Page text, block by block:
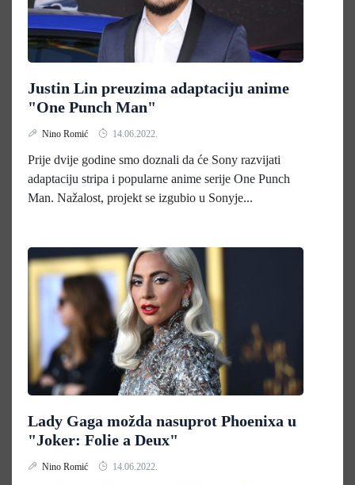
Justin Lin preuzima adaptaciju anime
"One Punch Man"
Nino Romić 14.06.2022.
Prije dvije godine smo doznali da će Sony razvijati
adaptaciju stripa i popularne anime serije One Punch
Man. Nažalost, projekt se izgubio u Sonyje...
Lady Gaga možda nasuprot Phoenixa u
"Joker: Folie a Deux"
Nino Romić 14.06.2022.